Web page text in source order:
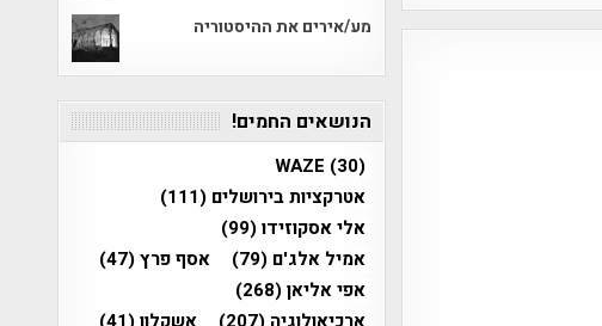
מע/אירים את ההיסטוריה
הנושאים החמים!
WAZE (30)
אטרקציות בירושלים (111)
אלי אסקוזידו(99)
אמיל אלג'ם (79) אסף פרץ(47)
אפי אליאן(268)